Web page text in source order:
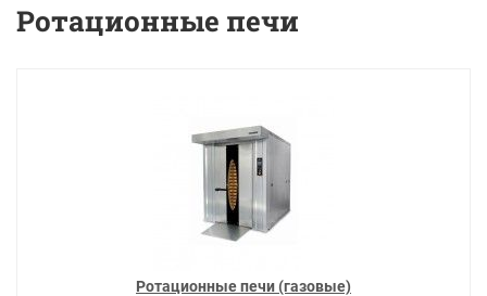
Ротационные печи
Ротационные печи (газовые)